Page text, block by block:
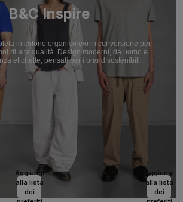
B&C Inspire
in cotone organico e/o in conversione per
di alta qualità. Design moderni, da uomo e
etichette, pensati per i brand sostenibili.
Aggiungi
alla lista
dei
Aggiungi
alla lista
dei